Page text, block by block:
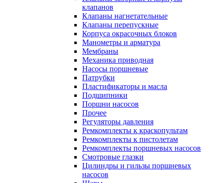
клапанов
Клапаны нагнетательные
Клапаны перепускные
Корпуса окрасочных блоков
Манометры и арматура
Мембраны
Механика приводная
Насосы поршневые
Патрубки
Пластификаторы и масла
Подшипники
Поршни насосов
Прочее
Регуляторы давления
Ремкомплекты к краскопультам
Ремкомплекты к пистолетам
Ремкомплекты поршневых насосов
Смотровые глазки
Цилиндры и гильзы поршневых
насосов